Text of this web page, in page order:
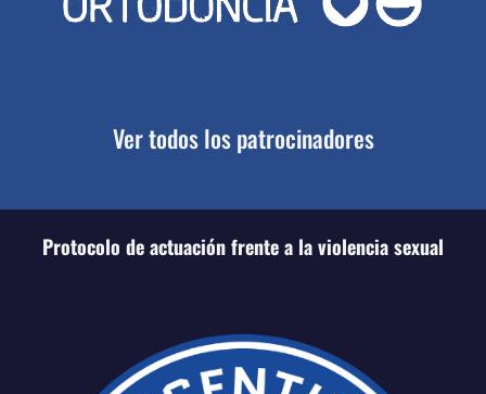
Ver todos los patrocinadores
Protocolo de actuación frente a la violencia sexual